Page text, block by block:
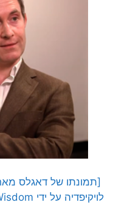
[תמונתו של דאגלס